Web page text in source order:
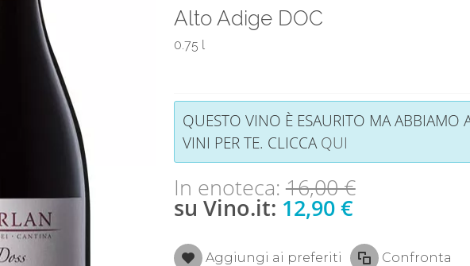
Alto Adige DOC
0.75 l
QUESTO VINO È ESAURITO MA ABBIAMO
VINI PER TE. CLICCAQUI
In enoteca:16,00 €
su Vino.it: 12,90 €
Aggiungi ai preferiti Confronta